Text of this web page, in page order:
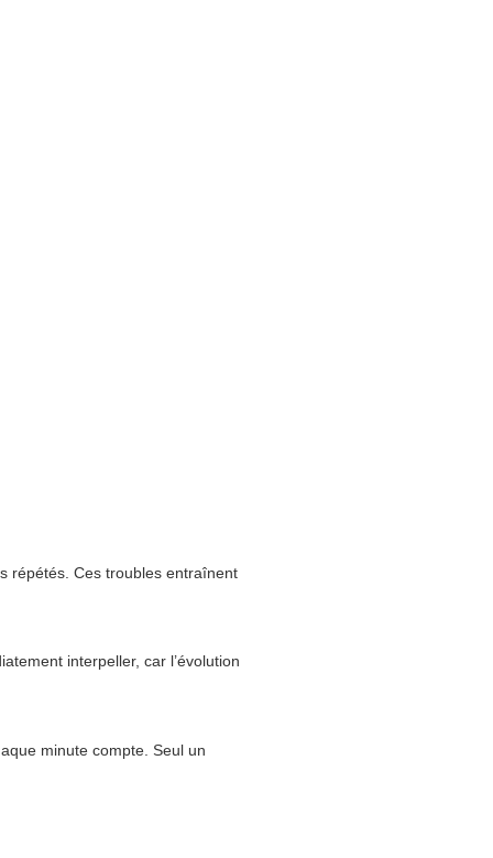
répétés. Ces troubles entraînent
interpeller, car l’évolution
minute compte. Seul un